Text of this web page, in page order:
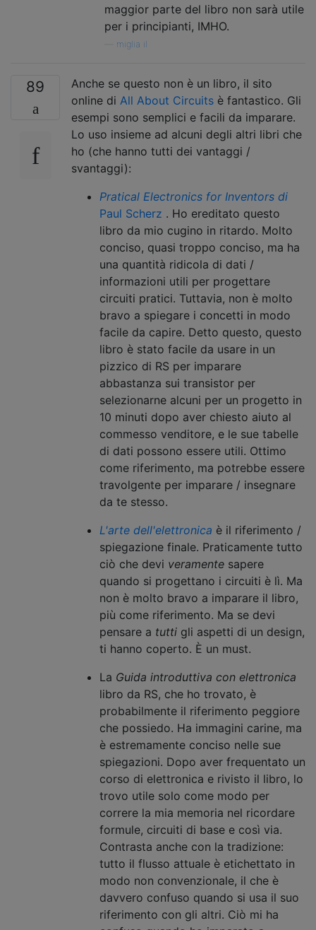
maggior parte del libro non sarà utile
per i principianti, IMHO.
miglia il
89
Anche se questo non è un libro, il sito
online di All About Circuits è fantastico. Gli
esempi sono semplici e facili da imparare.
Lo uso insieme ad alcuni degli altri libri che
ho (che hanno tutti dei vantaggi /
svantaggi):
Pratical Electronics for Inventors di
Paul Scherz . Ho ereditato questo
libro da mio cugino in ritardo. Molto
conciso, quasi troppo conciso, ma ha
una quantità ridicola di dati /
informazioni utili per progettare
circuiti pratici. Tuttavia, non è molto
bravo a spiegare i concetti in modo
facile da capire. Detto questo, questo
libro è stato facile da usare in un
pizzico di RS per imparare
abbastanza sui transistor per
selezionarne alcuni per un progetto in
10 minuti dopo aver chiesto aiuto al
commesso venditore, e le sue tabelle
di dati possono essere utili. Ottimo
come riferimento, ma potrebbe essere
travolgente per imparare / insegnare
da te stesso.
L'arte dell'elettronica è il riferimento /
spiegazione finale. Praticamente tutto
ciò che devi veramente sapere
quando si progettano i circuiti è lì. Ma
non è molto bravo a imparare il libro,
più come riferimento. Ma se devi
pensare a tutti gli aspetti di un design,
ti hanno coperto. È un must.
La Guida introduttiva con elettronica
libro da RS, che ho trovato, è
probabilmente il riferimento peggiore
che possiedo. Ha immagini carine, ma
è estremamente conciso nelle sue
spiegazioni. Dopo aver frequentato un
corso di elettronica e rivisto il libro, lo
trovo utile solo come modo per
correre la mia memoria nel ricordare
formule, circuiti di base e così via.
Contrasta anche con la tradizione:
tutto il flusso attuale è etichettato in
modo non convenzionale, il che è
davvero confuso quando si usa il suo
riferimento con gli altri. Ciò mi ha